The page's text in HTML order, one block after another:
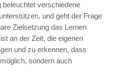
beleuchtet verschiedene
und geht der Frage
Zielsetzung das Lernen
an der Zeit, die eigenen
und zu erkennen, dass
sondern auch